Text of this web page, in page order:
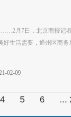
月7日，北京商报记
生活需要，通州区商务
02-09
4 5 6 ...